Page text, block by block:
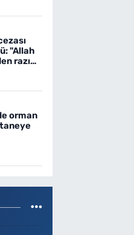
"Allah
razı
orman